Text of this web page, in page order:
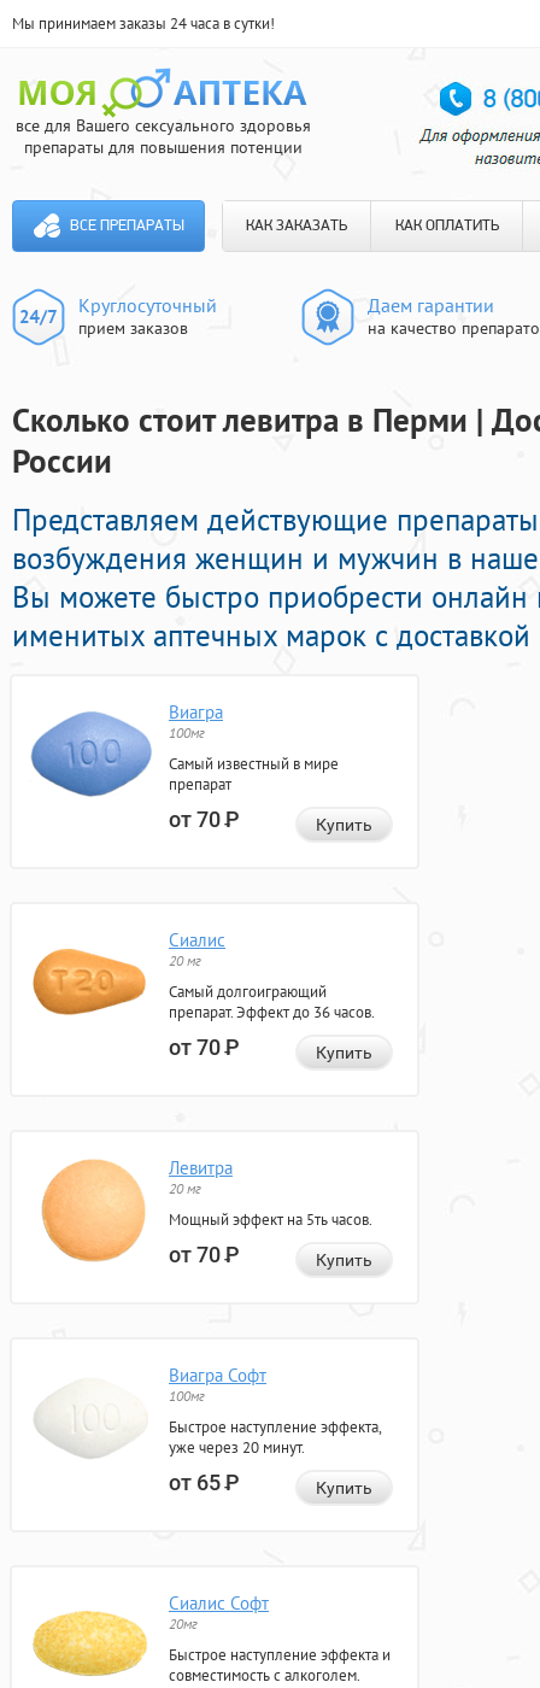
Мы принимаем заказы 24 часа в сутки!
все для Вашего сексуального здоровья
препараты для повышения потенции
ВСЕ ПРЕПАРАТЫ КАК ЗАКАЗАТЬ КАК ОПЛАТИТЬ
Круглосуточный
прием заказов
Даем гарантии
на качество
Сколько стоит левитра в Перми |
России
Представляем действующие
возбуждения женщин и мужчин в
Вы можете быстро приобрести онлайн
именитых аптечных марок с
Виагра
100мг
Самый известный в мире
препарат
от 70Р Купить
Сиалис
20 мг
Самый долгоиграющий
препарат. Эффект до 36 часов.
от 70Р Купить
Левитра
20 мг
Мощный эффект на 5ть часов.
от 70Р Купить
Виагра Софт
100мг
Быстрое наступление эффекта,
уже через 20 минут.
от 65Р Купить
Сиалис Софт
20мг
Быстрое наступление эффекта и
совместимость с алкоголем.